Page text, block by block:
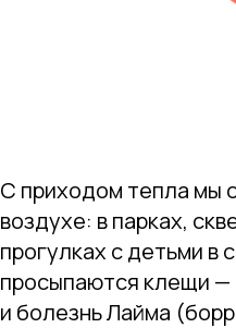
С приходом тепла мы
воздухе: в парках,
прогулках с детьми в
просыпаются клещи —
и болезнь Лайма